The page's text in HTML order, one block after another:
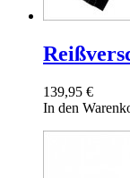
139,95 €
In den